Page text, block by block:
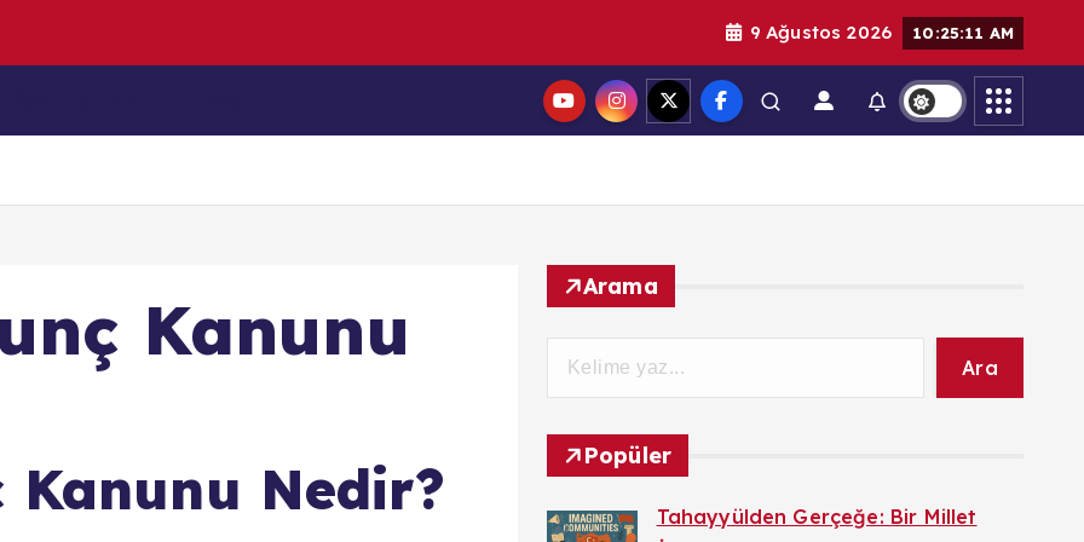
9 Ağustos 2026 10:25:12 AM
Kanunu
Nedir?
Arama
Ara
Popüler
Tahayyülden Gerçeğe: Bir Millet